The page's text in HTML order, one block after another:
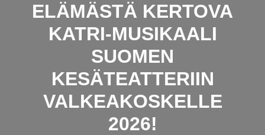
ELÄMÄSTÄ KERTOVA
KATRI-MUSIKAALI
SUOMEN
KESÄTEATTERIIN
VALKEAKOSKELLE
2026!